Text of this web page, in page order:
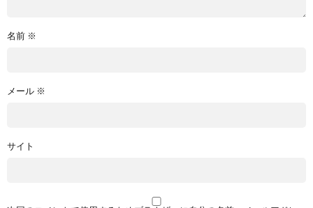
名前 ※
メール ※
サイト